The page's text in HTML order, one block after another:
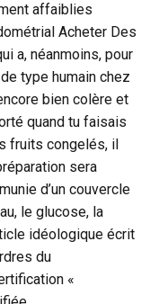
affaiblies
Acheter Des
a, néanmoins, pour
type humain chez
bien colère et
quand tu faisais
fruits congelés, il
sera
d’un couvercle
le glucose, la
idéologique écrit
du
«